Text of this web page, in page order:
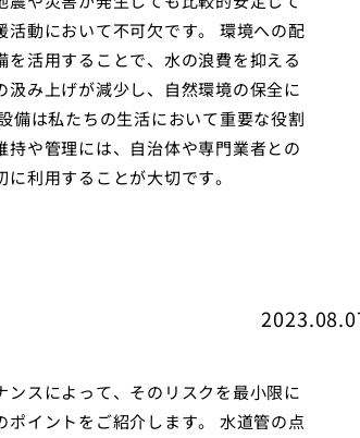
動において不可欠です。 環境への配
活用することで、水の浪費を抑える
み上げが減少し、自然環境の保全に
備は私たちの生活において重要な役割
や管理には、自治体や専門業者との
利用することが大切です。
スによって、そのリスクを最小限に
イントをご紹介します。 水道管の点